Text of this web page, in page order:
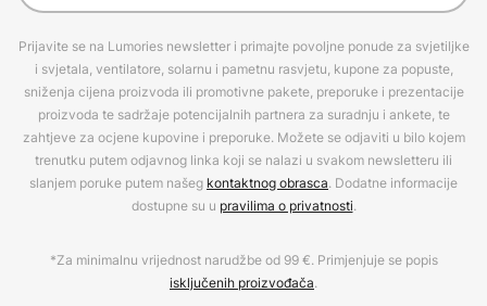
Prijavite se na Lumories newsletter i primajte povoljne ponude za svjetiljke
i svjetala, ventilatore, solarnu i pametnu rasvjetu, kupone za popuste,
sniženja cijena proizvoda ili promotivne pakete, preporuke i prezentacije
proizvoda te sadržaje potencijalnih partnera za suradnju i ankete, te
zahtjeve za ocjene kupovine i preporuke. Možete se odjaviti u bilo kojem
trenutku putem odjavnog linka koji se nalazi u svakom newsletteru ili
slanjem poruke putem našeg kontaktnog obrasca. Dodatne informacije
dostupne su u pravilima o privatnosti.
*Za minimalnu vrijednost narudžbe od 99 €. Primjenjuje se popis
isključenih proizvođača.